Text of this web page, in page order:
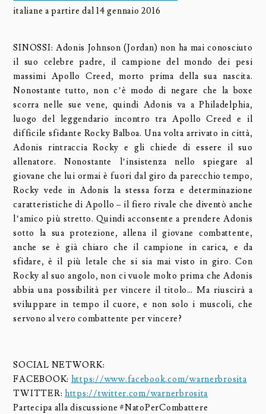
italiane a partire dal 14 gennaio 2016
SINOSSI: Adonis Johnson (Jordan) non ha mai conosciuto
il suo celebre padre, il campione del mondo dei pesi
massimi Apollo Creed, morto prima della sua nascita.
Nonostante tutto, non c’è modo di negare che la boxe
scorra nelle sue vene, quindi Adonis va a Philadelphia,
luogo del leggendario incontro tra Apollo Creed e il
difficile sfidante Rocky Balboa. Una volta arrivato in città,
Adonis rintraccia Rocky e gli chiede di essere il suo
allenatore. Nonostante l’insistenza nello spiegare al
giovane che lui ormai è fuori dal giro da parecchio tempo,
Rocky vede in Adonis la stessa forza e determinazione
caratteristiche di Apollo – il fiero rivale che diventò anche
l’amico più stretto. Quindi acconsente a prendere Adonis
sotto la sua protezione, allena il giovane combattente,
anche se è già chiaro che il campione in carica, e da
sfidare, è il più letale che si sia mai visto in giro. Con
Rocky al suo angolo, non ci vuole molto prima che Adonis
abbia una possibilità per vincere il titolo… Ma riuscirà a
sviluppare in tempo il cuore, e non solo i muscoli, che
servono al vero combattente per vincere?
SOCIAL NETWORK:
FACEBOOK: https://www.facebook.com/warnerbrosita
TWITTER:https://twitter.com/warnerbrosita
Partecipa alla discussione #NatoPerCombattere